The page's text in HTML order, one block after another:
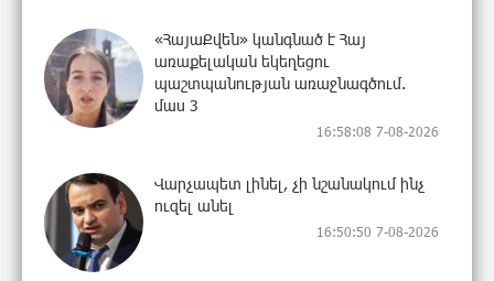
«ՀայաՔվեն» կանգնած է Հայ
առաքելական եկեղեցու
պաշտպանության առաջնագծում.
մաս 3
16:58:08 7-08-2026
Վարչապետ լինել, չի նշանակում ինչ
ուզել անել
16:50:50 7-08-2026